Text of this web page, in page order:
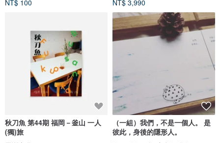
NT$ 100
NT$ 3,990
秋刀魚 第44期 福岡－釜山 一人
(獨)旅
（一組）我們，不是一個人。 是
彼此，身後的隱形人。